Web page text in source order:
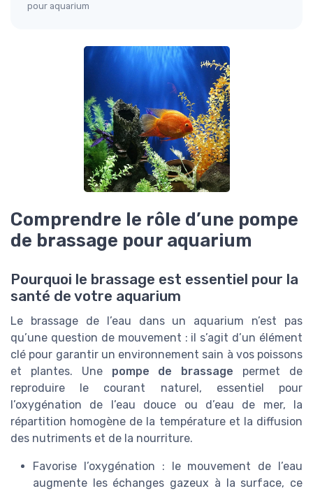
pour aquarium
Comprendre le rôle d’une pompe
de brassage pour aquarium
Pourquoi le brassage est essentiel pour la
santé de votre aquarium
Le brassage de l’eau dans un aquarium n’est pas
qu’une question de mouvement : il s’agit d’un élément
clé pour garantir un environnement sain à vos poissons
et plantes. Une pompe de brassage permet de
reproduire le courant naturel, essentiel pour
l’oxygénation de l’eau douce ou d’eau de mer, la
répartition homogène de la température et la diffusion
des nutriments et de la nourriture.
Favorise l’oxygénation : le mouvement de l’eau
augmente les échanges gazeux à la surface, ce